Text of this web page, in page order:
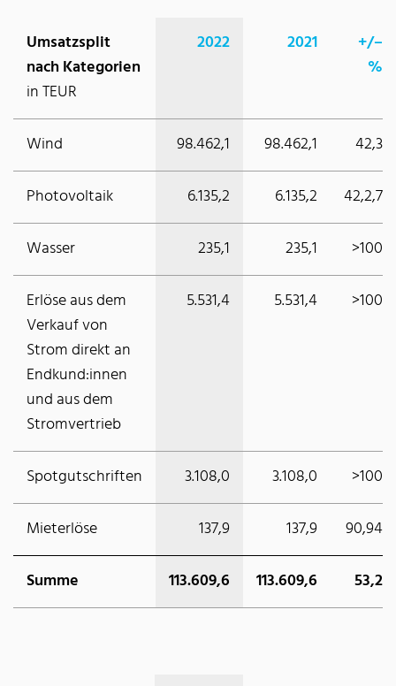
Umsatzsplit
nach Kategorien
in TEUR
2022 2021
+/–
%
Wind 98.462,1 98.462,1 42,3
Photovoltaik 6.135,2 6.135,2 42,2,7
Wasser 235,1 235,1 >100
Erlöse aus dem
Verkauf von
Strom direkt an
Endkund:innen
und aus dem
Stromvertrieb
5.531,4 5.531,4 >100
Spotgutschriften 3.108,0 3.108,0 >100
Mieterlöse 137,9 137,9 90,94
Summe 113.609,6 113.609,6 53,2